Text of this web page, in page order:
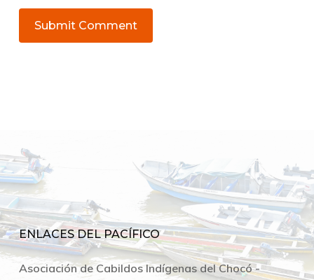
ENLACES DEL PACÍFICO
Asociación de Cabildos Indígenas del Chocó -